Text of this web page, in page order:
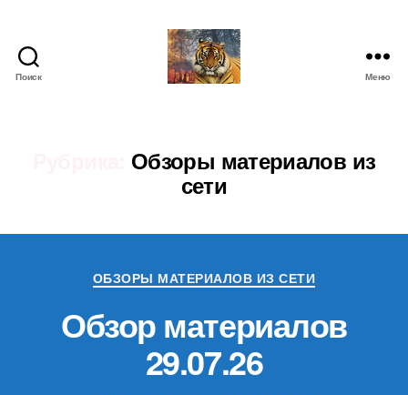
Поиск Меню
Обзоры материалов из
сети
Рубрики
ОБЗОРЫ МАТЕРИАЛОВ ИЗ СЕТИ
Обзор материалов
29.07.26